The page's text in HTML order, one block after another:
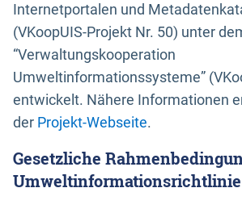
Internetportalen und
(VKoopUIS-Projekt Nr. 50) unter
“Verwaltungskooperation
Umweltinformationssysteme”
entwickelt. Nähere Informationen
der Projekt-Webseite.
Gesetzliche
Umweltinformationsrichtlinie